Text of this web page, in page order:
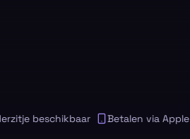
beschikbaar Betalen via Apple Pay